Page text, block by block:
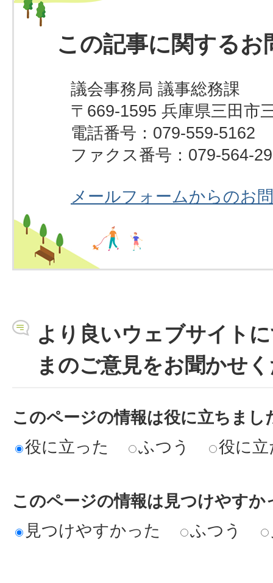
この記事に関するお
議会事務局 議事総務課
〒669-1595 兵庫県三田市
電話番号：079-559-5162
ファクス番号：079-564-
メールフォームからのお
より良いウェブサイト
まのご意見をお聞かせ
このページの情報は役に立ちまし
役に立った
ふつう 役に
このページの情報は見つけやすか
見つけやすかった
ふつう